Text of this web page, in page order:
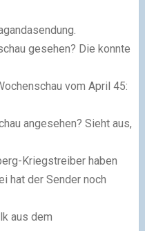
gesehen? Die konnte
vom April 45:
angesehen? Sieht aus,
Kriegstreiber haben
hat der Sender noch
aus dem